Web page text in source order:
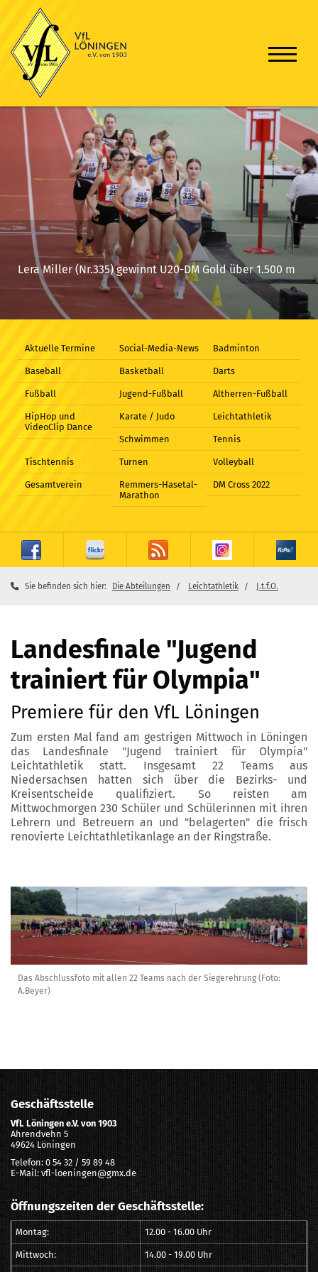
Lera Miller (Nr.335) gewinnt U20-DM Gold über 1.500 m
Aktuelle Termine Social-Media-News Badminton
Baseball Basketball Darts
Fußball Jugend-Fußball Altherren-Fußball
HipHop und
VideoClip Dance
Karate / Judo Leichtathletik
Schwimmen Tennis
Tischtennis Turnen Volleyball
Gesamtverein
Remmers-Hasetal-
Marathon
DM Cross 2022
Sie befinden sich hier: Die Abteilungen Leichtathletik J.t.f.O.
Landesfinale "Jugend
trainiert für Olympia"
Premiere für den VfL Löningen
Zum ersten Mal fand am gestrigen Mittwoch in Löningen
das Landesfinale "Jugend trainiert für Olympia"
Leichtathletik statt. Insgesamt 22 Teams aus
Niedersachsen hatten sich über die Bezirks- und
Kreisentscheide qualifiziert. So reisten am
Mittwochmorgen 230 Schüler und Schülerinnen mit ihren
Lehrern und Betreuern an und "belagerten" die frisch
renovierte Leichtathletikanlage an der Ringstraße.
Das Abschlussfoto mit allen 22 Teams nach der Siegerehrung (Foto:
A.Beyer)
Geschäftsstelle
VfL Löningen e.V. von 1903
Ahrendvehn 5
49624 Löningen
Telefon: 0 54 32 / 59 89 48
E-Mail: vfl-loeningen@gmx.de
Öffnungszeiten der Geschäftsstelle:
Montag: 12.00 - 16.00 Uhr
Mittwoch: 14.00 - 19.00 Uhr